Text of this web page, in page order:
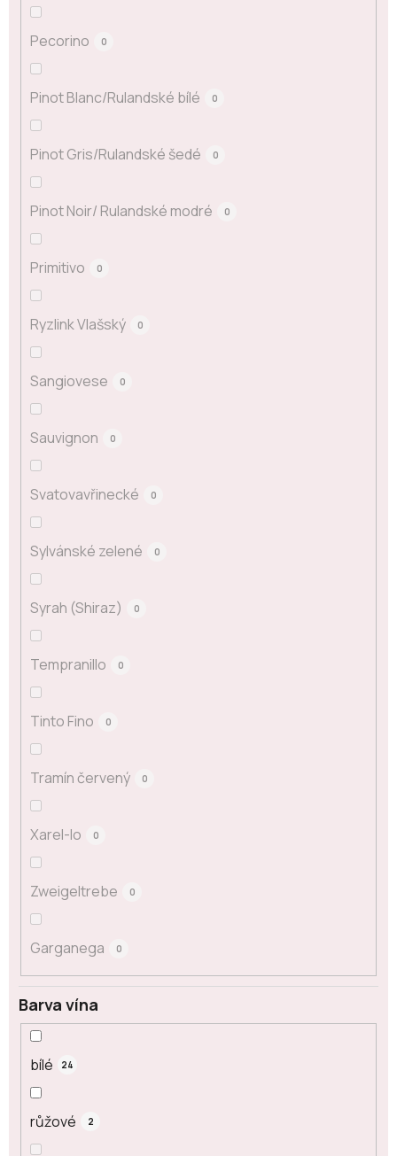
Pecorino 0
Pinot Blanc/Rulandské bílé 0
Pinot Gris/Rulandské šedé 0
Pinot Noir/ Rulandské modré 0
Primitivo 0
Ryzlink Vlašský 0
Sangiovese 0
Sauvignon 0
Svatovavřinecké 0
Sylvánské zelené 0
Syrah (Shiraz) 0
Tempranillo 0
Tinto Fino 0
Tramín červený 0
Xarel-lo 0
Zweigeltrebe 0
Garganega 0
Barva vína
bílé 24
růžové 2